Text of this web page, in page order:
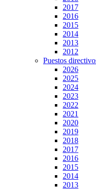
2017
2016
2015
2014
2013
2012
Puestos
2026
2025
2024
2023
2022
2021
2020
2019
2018
2017
2016
2015
2014
2013